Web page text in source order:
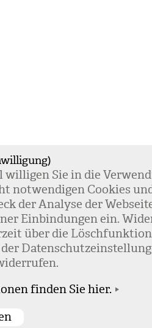
Sie in die
not­wen­di­gen Coo­kies
der Ana­lyse der
Ein­bin­dun­gen ein.
über die
finden Sie hier.